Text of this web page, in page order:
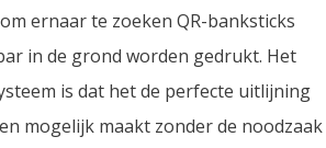
ernaar te zoeken QR-banksticks
in de grond worden gedrukt. Het
is dat het de perfecte uitlijning
mogelijk maakt zonder de noodzaak